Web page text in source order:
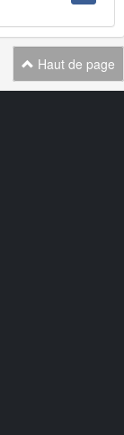
Haut de page